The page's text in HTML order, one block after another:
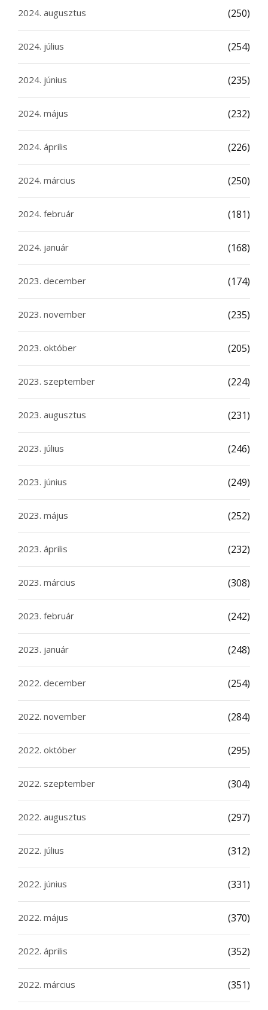
2024. augusztus (250)
2024. július (254)
2024. június (235)
2024. május (232)
2024. április (226)
2024. március (250)
2024. február (181)
2024. január (168)
2023. december (174)
2023. november (235)
2023. október (205)
2023. szeptember (224)
2023. augusztus (231)
2023. július (246)
2023. június (249)
2023. május (252)
2023. április (232)
2023. március (308)
2023. február (242)
2023. január (248)
2022. december (254)
2022. november (284)
2022. október (295)
2022. szeptember (304)
2022. augusztus (297)
2022. július (312)
2022. június (331)
2022. május (370)
2022. április (352)
2022. március (351)